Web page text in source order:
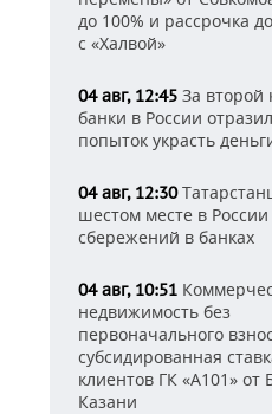
до 100% и рассрочка
с «Халвой»
04 авг, 12:45 За второй
банки в России
попыток украсть
04 авг, 12:30
шестом месте в
сбережений в банках
04 авг, 10:51
недвижимость без
первоначального
субсидированная
клиентов ГК «А101» от
Казани